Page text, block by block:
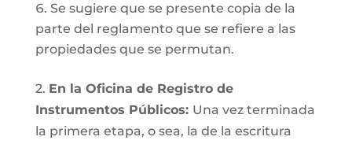
Se sugiere que se presente copia de la
parte del reglamento que se refiere a las
propiedades que se permutan.
2. En la Oficina de Registro de
Instrumentos Públicos: Una vez terminada
la primera etapa, o sea, la de la escritura